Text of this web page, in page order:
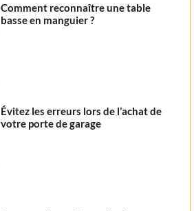
Comment reconnaître une table
basse en manguier ?
Évitez les erreurs lors de l’achat de
votre porte de garage